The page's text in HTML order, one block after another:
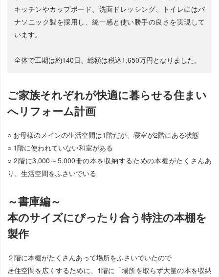
キッチンやカップボード、洗面ドレッシング、トイレにはパ
ナソニック製を採用し、統一感と使い勝手の良さを実現して
います。
全体で工期は約140日、総額は税込1,650万円となりました。
ご家族それぞれが快適に暮らせる住まい
へリフォーム計画
○ お母様のメインの生活空間は1階だが、寝室が2階にある状態
○ 1階に使われていない和室がある
○ 2階に3,000～5,000冊の本を収納するための本棚がたくさんあ
り、生活空間をふさいでいる
～書庫編～
本のサイズにぴったり合う特注の本棚を
製作
２階に本棚がたくさんあって場所をふさいでいたので
居住空間を広くするために、1階に「場所を取らず大量の本を収納